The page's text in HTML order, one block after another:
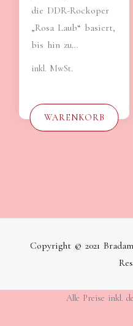
die DDR-Rockoper
„Rosa Laub“ basiert,
bis hin zu…
inkl. MwSt.
WARENKORB
Copyright © 2021
Alle Preise inkl.